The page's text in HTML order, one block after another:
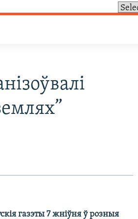
газэты 7 жніўня ў розныя